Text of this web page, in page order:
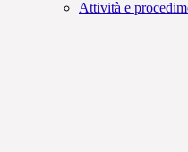
Attività e